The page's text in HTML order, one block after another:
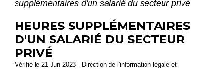
supplémentaires d'un salarié du secteur privé
HEURES SUPPLÉMENTAIRES
D'UN SALARIÉ DU SECTEUR
PRIVÉ
Vérifié le 21 Jun 2023 - Direction de l'information légale et